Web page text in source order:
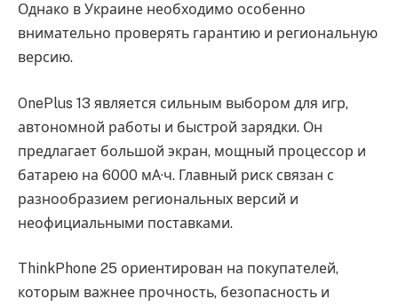
Однако в Украине необходимо особенно
внимательно проверять гарантию и региональную
версию.
OnePlus 13 является сильным выбором для игр,
автономной работы и быстрой зарядки. Он
предлагает большой экран, мощный процессор и
батарею на 6000 мА·ч. Главный риск связан с
разнообразием региональных версий и
неофициальными поставками.
ThinkPhone 25 ориентирован на покупателей,
которым важнее прочность, безопасность и